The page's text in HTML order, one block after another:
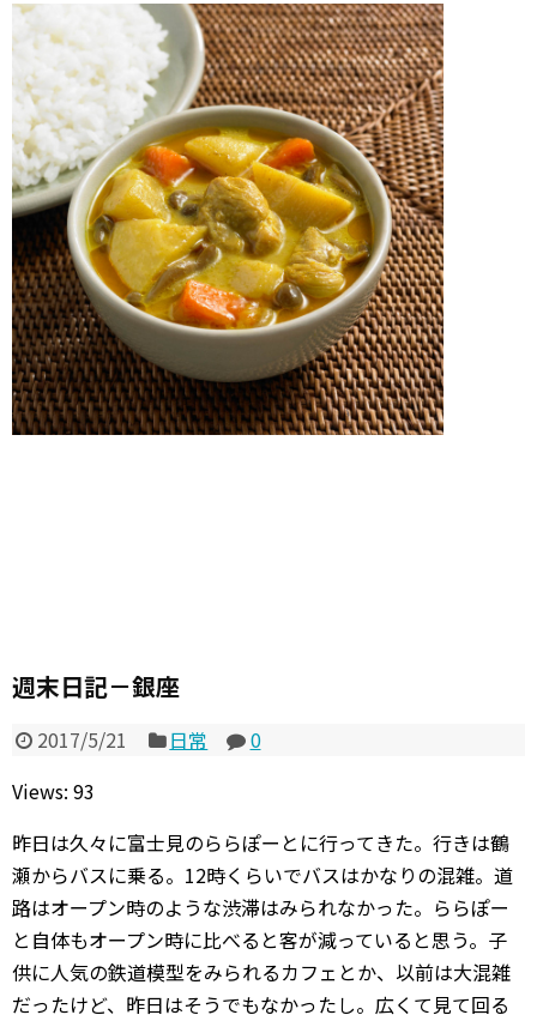
週末日記－銀座
2017/5/21 日常
0
Views: 93
昨日は久々に富士見のららぽーとに行ってきた。行きは鶴
瀬からバスに乗る。12時くらいでバスはかなりの混雑。道
路はオープン時のような渋滞はみられなかった。ららぽー
と自体もオープン時に比べると客が減っていると思う。子
供に人気の鉄道模型をみられるカフェとか、以前は大混雑
だったけど、昨日はそうでもなかったし。広くて見て回る